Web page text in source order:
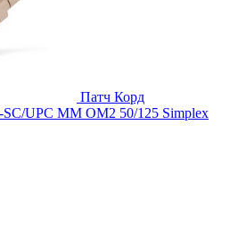
Патч Корд
UPC MM OM2 50/125 Simplex